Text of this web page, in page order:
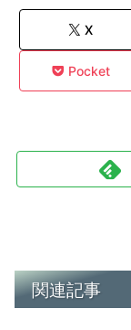
X
Pocket
関連記事